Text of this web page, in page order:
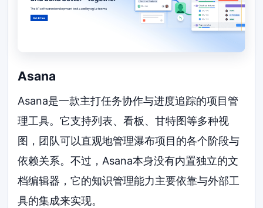
Asana
Asana是一款主打任务协作与进度追踪的项目管
理工具。它支持列表、看板、甘特图等多种视
图，团队可以直观地管理瀑布项目的各个阶段与
依赖关系。不过，Asana本身没有内置独立的文
档编辑器，它的知识管理能力主要依靠与外部工
具的集成来实现。